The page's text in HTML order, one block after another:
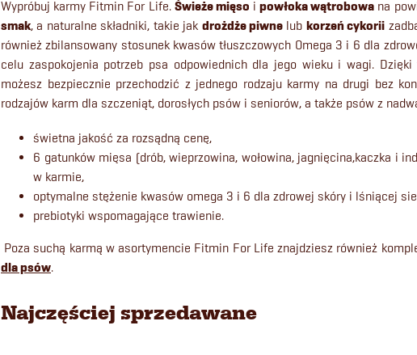
Wypróbuj karmy Fitmin For Life. Świeże mięso ipowłoka wątrobowa na
smak, a naturalne składniki, takie jak drożdże piwnelub korzeń cykorii
również zbilansowany stosunek kwasów tłuszczowych Omega 3 i 6 dla
celu zaspokojenia potrzeb psa odpowiednich dla jego wieku i wagi.
możesz bezpiecznie przechodzić z jednego rodzaju karmy na drugi bez
rodzajów karm dla szczeniąt, dorosłych psów i seniorów, a także psów z
świetna jakość za rozsądną cenę,
6 gatunków mięsa (drób, wieprzowina, wołowina, jagnięcina,kaczka i
w karmie,
optymalne stężenie kwasów omega 3 i 6 dla zdrowej skóry i lśniącej
prebiotyki wspomagające trawienie.
Poza suchą karmą w asortymencie Fitmin For Life znajdziesz również
dla psów.
Najczęściej sprzedawane